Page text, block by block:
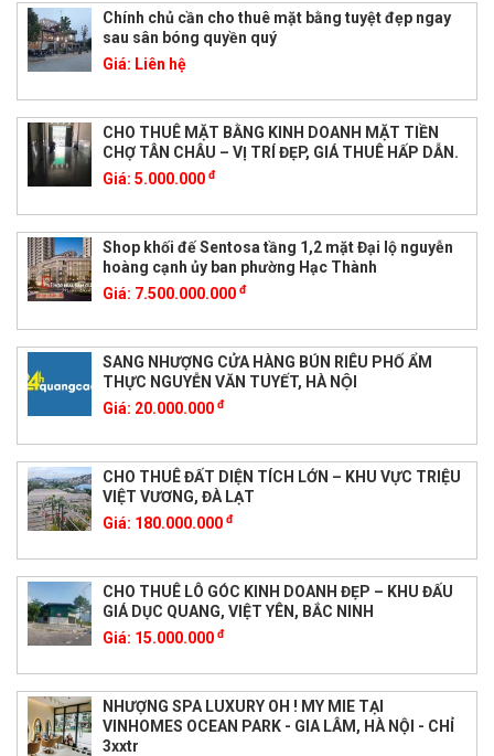
Chính chủ cần cho thuê mặt bằng tuyệt đẹp ngay
sau sân bóng quyền quý
Giá: Liên hệ
CHO THUÊ MẶT BẰNG KINH DOANH MẶT TIỀN
CHỢ TÂN CHÂU – VỊ TRÍ ĐẸP, GIÁ THUÊ HẤP DẪN.
Giá: 5.000.000 đ
Shop khối đế Sentosa tầng 1,2 mặt Đại lộ nguyễn
hoàng cạnh ủy ban phường Hạc Thành
Giá: 7.500.000.000 đ
SANG NHƯỢNG CỬA HÀNG BÚN RIÊU PHỐ ẨM
THỰC NGUYỄN VĂN TUYẾT, HÀ NỘI
Giá: 20.000.000 đ
CHO THUÊ ĐẤT DIỆN TÍCH LỚN – KHU VỰC TRIỆU
VIỆT VƯƠNG, ĐÀ LẠT
Giá: 180.000.000 đ
CHO THUÊ LÔ GÓC KINH DOANH ĐẸP – KHU ĐẤU
GIÁ DỤC QUANG, VIỆT YÊN, BẮC NINH
Giá: 15.000.000 đ
NHƯỢNG SPA LUXURY OH ! MY MIE TẠI
VINHOMES OCEAN PARK - GIA LÂM, HÀ NỘI - CHỈ
3xxtr